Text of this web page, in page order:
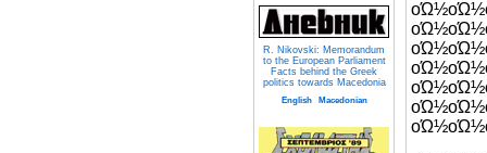
R. Nikovski: Memorandum
to the European Parliament
Facts behind the Greek
politics towards Macedonia
English Macedonian